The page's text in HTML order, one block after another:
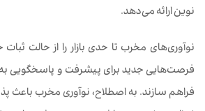
نوین ارائه می‌دهد.
نوآوری‌های مخرب تا حدی بازار را از حالت
فرصت‌هایی جدید برای پیشرفت و پاسخگویی به
فراهم سازند. به اصطلاح، نوآوری مخرب